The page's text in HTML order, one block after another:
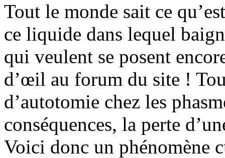
Tout le monde sait ce
ce liquide dans lequel
qui veulent se posent
d’œil au forum du site !
d’autotomie chez les
conséquences, la perte
Voici donc un phénomène